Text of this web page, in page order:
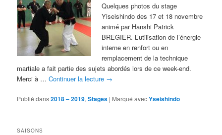
Quelques photos du stage
Yiseishindo des 17 et 18 novembre
animé par Hanshi Patrick
BREGIER. L’utilisation de l’énergie
interne en renfort ou en
remplacement de la technique
martiale a fait partie des sujets abordés lors de ce week-end.
Merci à …Continuer la lecture →
Publié dans2018 – 2019,Stages | Marqué avecYseishindo
SAISONS